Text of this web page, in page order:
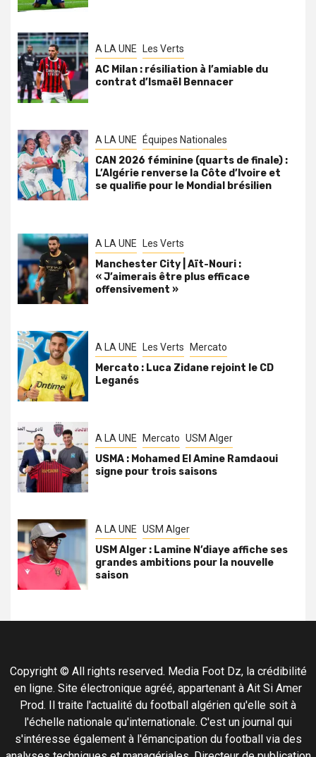
A LA UNE Les Verts
AC Milan : résiliation à l’amiable du
contrat d’Ismaël Bennacer
A LA UNE Équipes Nationales
CAN 2026 féminine (quarts de finale) :
L’Algérie renverse la Côte d’Ivoire et
se qualifie pour le Mondial brésilien
A LA UNE Les Verts
Manchester City | Aït-Nouri :
« J’aimerais être plus efficace
offensivement »
A LA UNE Les Verts Mercato
Mercato : Luca Zidane rejoint le CD
Leganés
A LA UNE Mercato USM Alger
USMA : Mohamed El Amine Ramdaoui
signe pour trois saisons
A LA UNE USM Alger
USM Alger : Lamine N’diaye affiche ses
grandes ambitions pour la nouvelle
saison
Copyright © All rights reserved. Media Foot Dz, la crédibilité
en ligne. Site électronique agréé, appartenant à Ait Si Amer
Prod. Il traite l'actualité du football algérien qu'elle soit à
l'échelle nationale qu'internationale. C'est un journal qui
s'intéresse également à l'émancipation du football via des